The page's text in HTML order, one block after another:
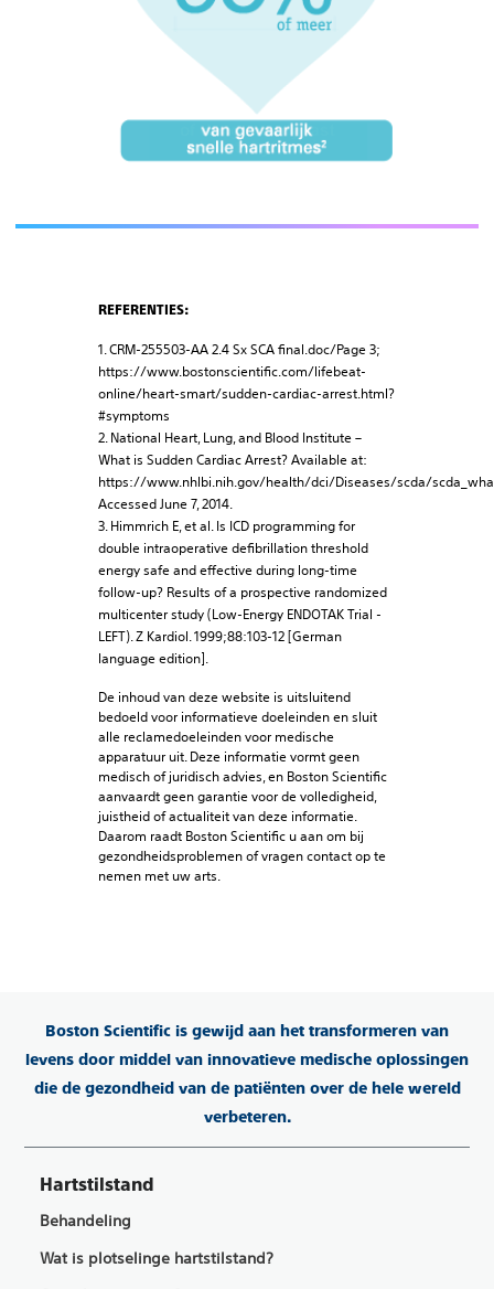
REFERENTIES:
1. CRM-255503-AA 2.4 Sx SCA final.doc/Page 3;
https://www.bostonscientific.com/lifebeat-
online/heart-smart/sudden-cardiac-arrest.html?
#symptoms
2. National Heart, Lung, and Blood Institute –
What is Sudden Cardiac Arrest? Available at:
https://www.nhlbi.nih.gov/health/dci/Diseases/scda/
Accessed June 7, 2014.
3. Himmrich E, et al. Is ICD programming for
double intraoperative defibrillation threshold
energy safe and effective during long-time
follow-up? Results of a prospective randomized
multicenter study (Low-Energy ENDOTAK Trial -
LEFT). Z Kardiol. 1999;88:103-12 [German
language edition].
De inhoud van deze website is uitsluitend
bedoeld voor informatieve doeleinden en sluit
alle reclamedoeleinden voor medische
apparatuur uit. Deze informatie vormt geen
medisch of juridisch advies, en Boston Scientific
aanvaardt geen garantie voor de volledigheid,
juistheid of actualiteit van deze informatie.
Daarom raadt Boston Scientific u aan om bij
gezondheidsproblemen of vragen contact op te
nemen met uw arts.
Boston Scientific is gewijd aan het transformeren van
levens door middel van innovatieve medische oplossingen
die de gezondheid van de patiënten over de hele wereld
verbeteren.
Hartstilstand
Behandeling
Wat is plotselinge hartstilstand?